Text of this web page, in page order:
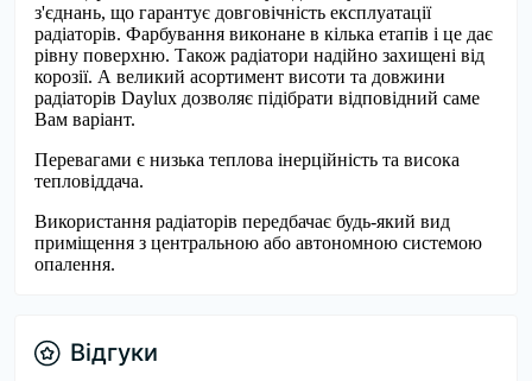
з'єднань, що гарантує довговічність експлуатації
радіаторів. Фарбування виконане в кілька етапів і це дає
рівну поверхню. Також радіатори надійно захищені від
корозії. А великий асортимент висоти та довжини
радіаторів Daylux дозволяє підібрати відповідний саме
Вам варіант.
Перевагами є низька теплова інерційність та висока
тепловіддача.
Використання радіаторів передбачає будь-який вид
приміщення з центральною або автономною системою
опалення.
Відгуки